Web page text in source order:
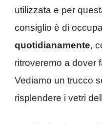
utilizzata e per
consiglio è di
quotidianamente,
ritroveremo a dover
Vediamo un trucco
risplendere i vetri